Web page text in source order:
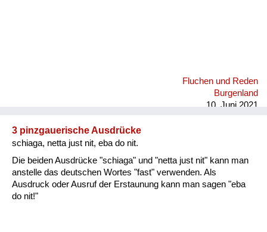
Fluchen und Reden
Burgenland
10. Juni 2021
3 pinzgauerische Ausdrücke
schiaga, netta just nit, eba do nit.
Die beiden Ausdrücke "schiaga" und "netta just nit" kann man
anstelle das deutschen Wortes "fast" verwenden. Als
Ausdruck oder Ausruf der Erstaunung kann man sagen "eba
do nit!"